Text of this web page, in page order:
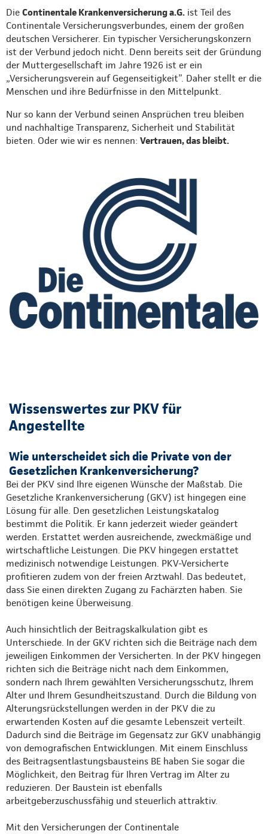
Die Continentale Krankenversicherung a.G. ist Teil des
Continentale Versicherungsverbundes, einem der großen
deutschen Versicherer. Ein typischer Versicherungskonzern
ist der Verbund jedoch nicht. Denn bereits seit der Gründung
der Muttergesellschaft im Jahre 1926 ist er ein
„Versicherungsverein auf Gegenseitigkeit”. Daher stellt er die
Menschen und ihre Bedürfnisse in den Mittelpunkt.
Nur so kann der Verbund seinen Ansprüchen treu bleiben
und nachhaltige Transparenz, Sicherheit und Stabilität
bieten. Oder wie wir es nennen: Vertrauen, das bleibt.
Wissenswertes zur PKV für
Angestellte
Wie unterscheidet sich die Private von der
Gesetzlichen Krankenversicherung?
Bei der PKV sind Ihre eigenen Wünsche der Maßstab. Die
Gesetzliche Krankenversicherung (GKV) ist hingegen eine
Lösung für alle. Den gesetzlichen Leistungskatalog
bestimmt die Politik. Er kann jederzeit wieder geändert
werden. Erstattet werden ausreichende, zweckmäßige und
wirtschaftliche Leistungen. Die PKV hingegen erstattet
medizinisch notwendige Leistungen. PKV-Versicherte
profitieren zudem von der freien Arztwahl. Das bedeutet,
dass Sie einen direkten Zugang zu Fachärzten haben. Sie
benötigen keine Überweisung.
Auch hinsichtlich der Beitragskalkulation gibt es
Unterschiede. In der GKV richten sich die Beiträge nach dem
jeweiligen Einkommen der Versicherten. In der PKV hingegen
richten sich die Beiträge nicht nach dem Einkommen,
sondern nach Ihrem gewählten Versicherungsschutz, Ihrem
Alter und Ihrem Gesundheitszustand. Durch die Bildung von
Alterungsrückstellungen werden in der PKV die zu
erwartenden Kosten auf die gesamte Lebenszeit verteilt.
Dadurch sind die Beiträge im Gegensatz zur GKV unabhängig
von demografischen Entwicklungen. Mit einem Einschluss
des Beitragsentlastungsbausteins BE haben Sie sogar die
Möglichkeit, den Beitrag für Ihren Vertrag im Alter zu
reduzieren. Der Baustein ist ebenfalls
arbeitgeberzuschussfähig und steuerlich attraktiv.
Mit den Versicherungen der Continentale